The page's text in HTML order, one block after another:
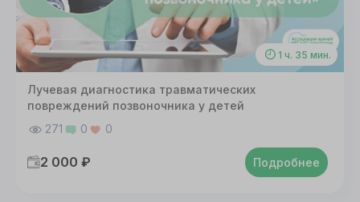
1 ч. 35 мин.
Лучевая диагностика травматических
повреждений позвоночника у детей
271
0 0
2 000 ₽ Подробнее